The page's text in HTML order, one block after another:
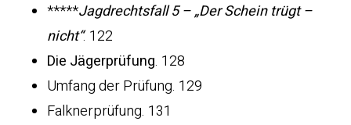
*****Jagdrechtsfall 5 – „Der Schein trügt –
nicht“. 122
Die Jägerprüfung. 128
Umfang der Prüfung. 129
Falknerprüfung. 131